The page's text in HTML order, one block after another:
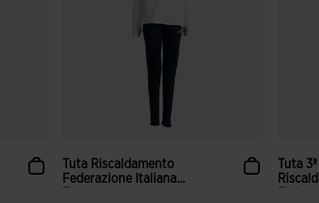
Tuta Riscaldamento
Federazione Italiana
Tuta